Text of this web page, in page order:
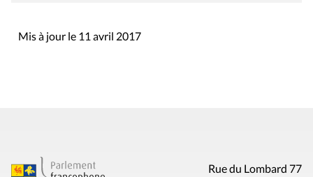
Mis à jour le 11 avril 2017
Rue du Lombard 77